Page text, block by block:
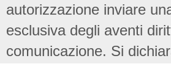
autorizzazione inviare
esclusiva degli aventi
comunicazione. Si